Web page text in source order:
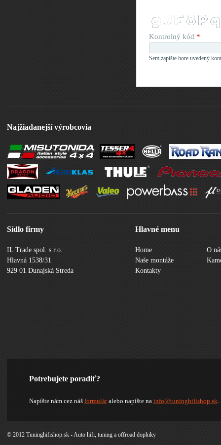
   __ _      | | |  ___|  ( _ )  |  _ \    __ _
  / _` |  _  | | | |_     / _ \  | |_) |  / _` |
| (_| | | |_| | |  _|   | (_) | |  __/  | (_| |
  \__, |  \___/  |_|      \___/  |_|      \__, |
  |___/                                      |_|
Kontrolný kód *
Sem zapíšte hore uvedený
Najžiadanejší výrobcovia
Sídlo firmy
IL Trade spol. s r.o.
Hlavná 1538/31
929 01 Dunajská Streda
Hlavné menu
Home
O
Naše montáže
Kontakty
Potrebujete poradiť?
Napíšte nám cez náš formuláralebo napíšte na info@tuninghifishop.sk
© 2012 Tuninghifishop.sk - Auto hifi, tuning a offroad doplnky